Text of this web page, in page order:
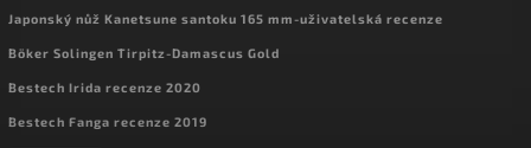
Japonský nůž Kanetsune santoku 165 mm-uživatelská recenze
Böker Solingen Tirpitz-Damascus Gold
Bestech Irida recenze 2020
Bestech Fanga recenze 2019